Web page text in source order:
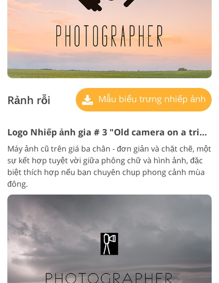
Rảnh rỗi Mẫu biểu trưng nhiếp ảnh
Logo Nhiếp ảnh gia # 3 "Old camera on a tripod"
Máy ảnh cũ trên giá ba chân - đơn giản và chặt chẽ, một
sự kết hợp tuyệt vời giữa phông chữ và hình ảnh, đặc
biệt thích hợp nếu bạn chuyên chụp phong cảnh mùa
đông.